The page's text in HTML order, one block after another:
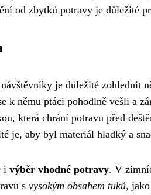
od zbytků potravy je důležité
je důležité
k němu ptáci pohodlně vešli a
která chrání potravu před
je, aby byl materiál hladký a
i výběr vhodné potravy. V
s vysokým obsahem tuků,